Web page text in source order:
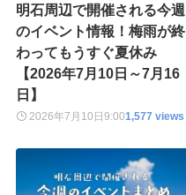
明石周辺で開催される今週
のイベント情報！梅雨が終
わってもうすぐ夏休み
【2026年7月10日～7月16
日】
2026年7月10日 9:001,577 views